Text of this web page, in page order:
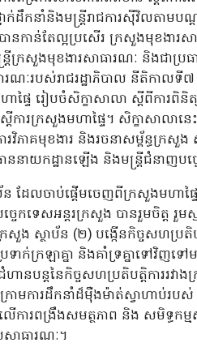
ាក់ដឹកនាំនិងមន្ត្រីរាជការស៊ីវិលតាម
ាបានកាន់តែល្អប្រសើរ ក្រសួងមុខ
ក្រសួងមុខងារសាធារណៈ និងជាប្រធ
ធារណៈរបស់រាជរដ្ឋាភិបាល នីតិកា
ហាផ្ទៃ រៀបចំសិក្ខាសាលា ស្តីពីការ
ារក្រសួងមហាផ្ទៃ។ សិក្ខាសាលាន
វិភាគមុខងារ និងរចនាសម្ព័ន្ធក្រសួ
ននាយកដ្ឋានឡើង និងមន្ត្រីជំនាញប
ដែលចាប់ផ្តើមចេញពីក្រសួងមហា
ចេកទេសអន្តរក្រសួង បានរួមចិត្ត រួ
ង ស្ថាប័ន (២) បង្កើនកិច្ចសហប្រតិប
ទាក់ក្រឡាគ្នា និងគាំទ្រគ្នាទៅវិញទ
នបន្តនៃកិច្ចសហប្រតិបត្តិការរវា
ោមការដឹកនាំដ៏ម៉ឺងម៉ាត់ស្វាហាប់រប
ការពង្រឹងសមត្ថភាព និង សមិទ្ធកម្
សាធារណៈ។